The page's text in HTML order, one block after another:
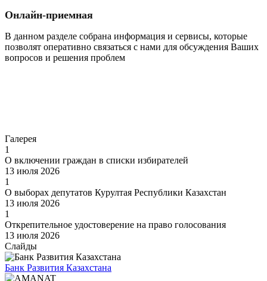
Онлайн-приемная
В данном разделе собрана информация и сервисы, которые
позволят оперативно связаться с нами для обсуждения Ваших
вопросов и решения проблем
Галерея
1
О включении граждан в списки избирателей
13 июля 2026
1
О выборах депутатов Курултая Республики Казахстан
13 июля 2026
1
Открепительное удостоверение на право голосования
13 июля 2026
Слайды
Банк Развития Казахстана